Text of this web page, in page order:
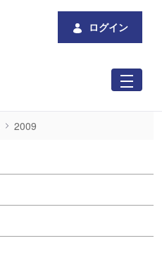
ログイン
2009